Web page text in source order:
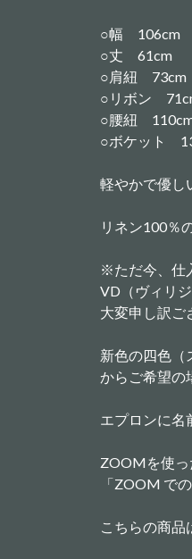
○幅 106cm
○丈 61cm
○肩紐 73cm
○リボン
○腰紐
○ボケット
軽やかで優し
リネン100％
※ただ今、仕
VD（ヴィリ
大変申し訳ご
新色の四色（
からご希望の
エプロンに名
ZOOMを使っ
「ZOOM で
こちらの商